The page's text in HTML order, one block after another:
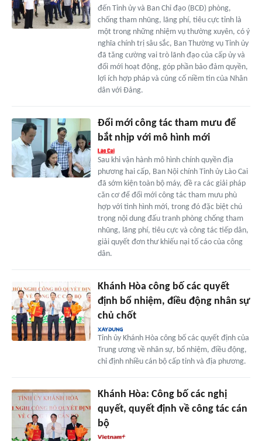
đến Tỉnh ủy và Ban Chỉ đạo (BCĐ) phòng,
chống tham nhũng, lãng phí, tiêu cực tỉnh là
một trong những nhiệm vụ thường xuyên, có ý
nghĩa chính trị sâu sắc, Ban Thường vụ Tỉnh ủy
đã tăng cường vai trò lãnh đạo của cấp ủy và
đổi mới hoạt động, góp phần bảo đảm quyền,
lợi ích hợp pháp và củng cố niềm tin của Nhân
dân với Đảng.
Đổi mới công tác tham mưu để
bắt nhịp với mô hình mới
Sau khi vận hành mô hình chính quyền địa
phương hai cấp, Ban Nội chính Tỉnh ủy Lào Cai
đã sớm kiện toàn bộ máy, đề ra các giải pháp
căn cơ để đổi mới công tác tham mưu phù
hợp với tình hình mới, trong đó đặc biệt chú
trọng nội dung đấu tranh phòng chống tham
nhũng, lãng phí, tiêu cực và công tác tiếp dân,
giải quyết đơn thư khiếu nại tố cáo của công
dân.
Khánh Hòa công bố các quyết
định bổ nhiệm, điều động nhân sự
chủ chốt
Tỉnh ủy Khánh Hòa công bố các quyết định của
Trung ương về nhân sự, bổ nhiệm, điều động,
chỉ định nhiều cán bộ cấp tỉnh và địa phương.
Khánh Hòa: Công bố các nghị
quyết, quyết định về công tác cán
bộ